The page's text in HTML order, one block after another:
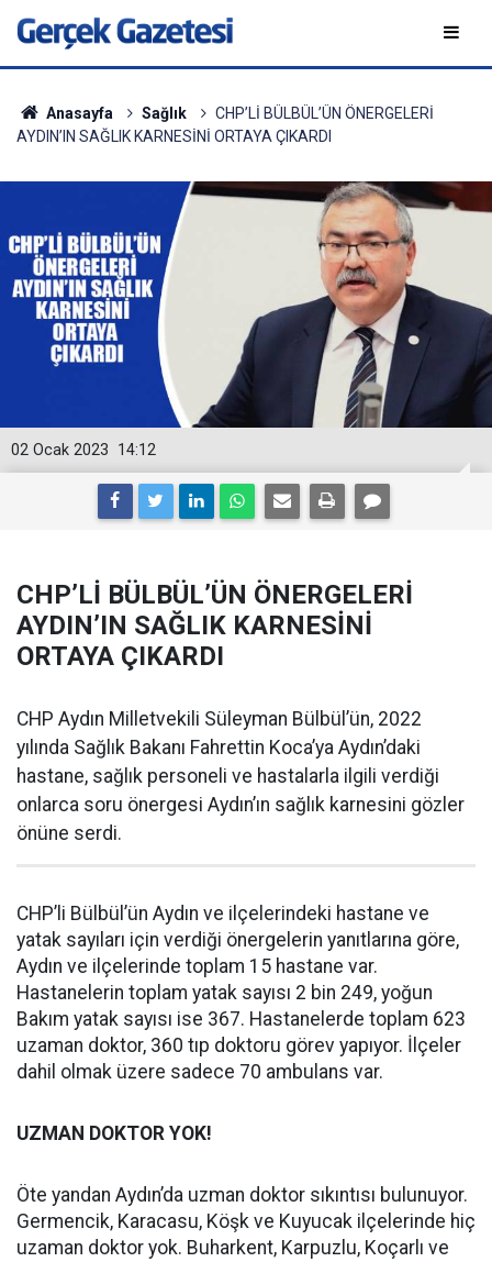
Anasayfa Sağlık
CHP’Lİ BÜLBÜL’ÜN ÖNERGELERİ
AYDIN’IN SAĞLIK KARNESİNİ ORTAYA ÇIKARDI
14:12
02 Ocak 2023
CHP’Lİ BÜLBÜL’ÜN ÖNERGELERİ
AYDIN’IN SAĞLIK KARNESİNİ
ORTAYA ÇIKARDI
CHP Aydın Milletvekili Süleyman Bülbül’ün, 2022
yılında Sağlık Bakanı Fahrettin Koca’ya Aydın’daki
hastane, sağlık personeli ve hastalarla ilgili verdiği
onlarca soru önergesi Aydın’ın sağlık karnesini gözler
önüne serdi.
CHP’li Bülbül’ün Aydın ve ilçelerindeki hastane ve
yatak sayıları için verdiği önergelerin yanıtlarına göre,
Aydın ve ilçelerinde toplam 15 hastane var.
Hastanelerin toplam yatak sayısı 2 bin 249, yoğun
Bakım yatak sayısı ise 367. Hastanelerde toplam 623
uzaman doktor, 360 tıp doktoru görev yapıyor. İlçeler
dahil olmak üzere sadece 70 ambulans var.
UZMAN DOKTOR YOK!
Öte yandan Aydın’da uzman doktor sıkıntısı bulunuyor.
Germencik, Karacasu, Köşk ve Kuyucak ilçelerinde hiç
uzaman doktor yok. Buharkent, Karpuzlu, Koçarlı ve